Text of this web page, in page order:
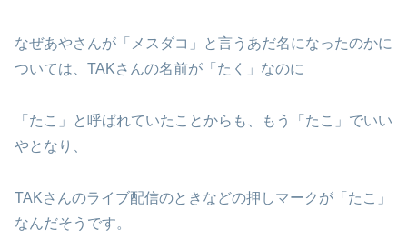
なぜあやさんが「メスダコ」と言うあだ名になったのかに
ついては、TAKさんの名前が「たく」なのに
「たこ」と呼ばれていたことからも、もう「たこ」でいい
やとなり、
TAKさんのライブ配信のときなどの押しマークが「たこ」
なんだそうです。